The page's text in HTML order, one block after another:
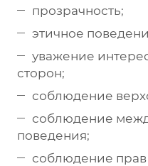
прозрачность;
этичное
уважение
сторон;
соблюдение
соблюдение
поведения;
соблюдение прав